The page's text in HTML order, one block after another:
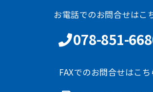
お電話でのお問合せはこ
078-851-
FAXでのお問合せはこち